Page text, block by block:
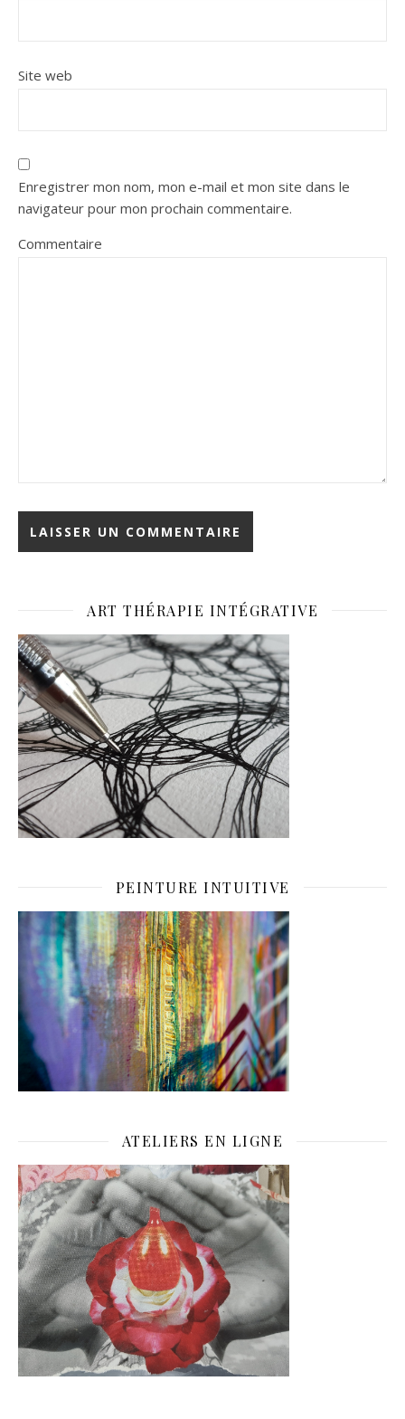
Site web
Enregistrer mon nom, mon e-mail et mon site dans le
navigateur pour mon prochain commentaire.
Commentaire
ART THÉRAPIE INTÉGRATIVE
PEINTURE INTUITIVE
ATELIERS EN LIGNE